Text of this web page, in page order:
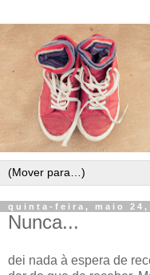
quinta-feira, maio 24,
Nunca...
dei nada à espera de